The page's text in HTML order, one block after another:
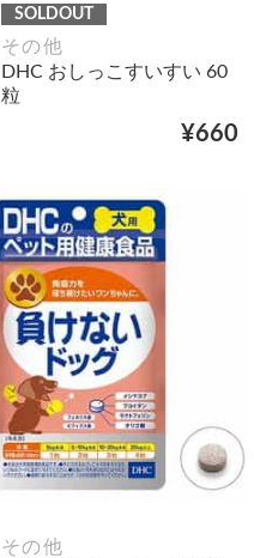
SOLDOUT
その他
DHC おしっこすいすい 60
粒
¥660
その他